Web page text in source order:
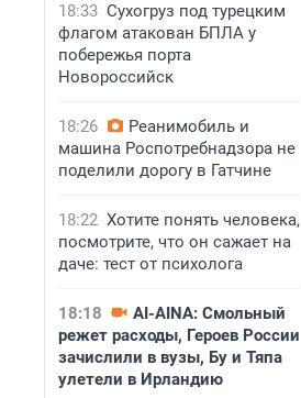
18:33 Сухогруз под турецким
флагом атакован БПЛА у
побережья порта
Новороссийск
18:26
Реанимобиль и
машина Роспотребнадзора не
поделили дорогу в Гатчине
18:22 Хотите понять человека,
посмотрите, что он сажает на
даче: тест от психолога
18:18
AI-AINA: Смольный
режет расходы, Героев России
зачислили в вузы, Бу и Тяпа
улетели в Ирландию